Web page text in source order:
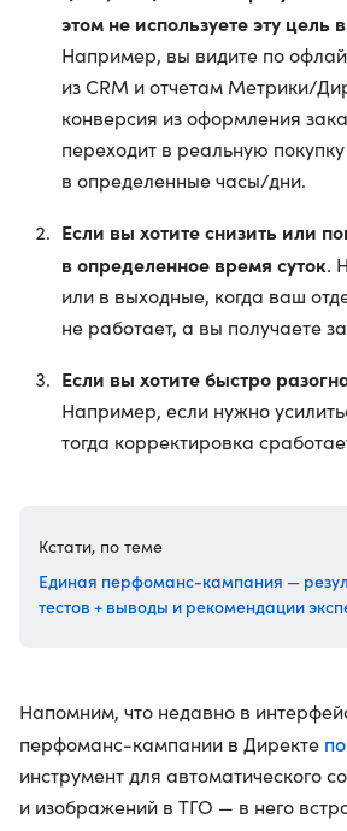
этом не используете эту цель
Например, вы видите по
из CRM и отчетам Метрики/
конверсия из оформления
переходит в реальную
в определенные часы/дни.
Если вы хотите снизить или
в определенное время суток.
или в выходные, когда ваш
не работает, а вы получаете
Если вы хотите быстро
Например, если нужно
тогда корректировка
Кстати, по теме
Единая перфоманс-кампания —
тестов + выводы и рекомендации
Напомним, что недавно в
перфоманс-кампании в Директе
инструмент для автоматического
и изображений в ТГО — в него